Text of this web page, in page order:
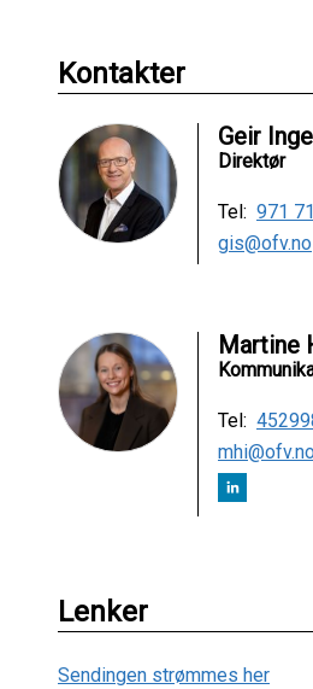
Kontakter
Geir
Direktør
Tel: 971
gis@ofv.no
Martine
Tel:
Lenker
Sendingen strømmes her